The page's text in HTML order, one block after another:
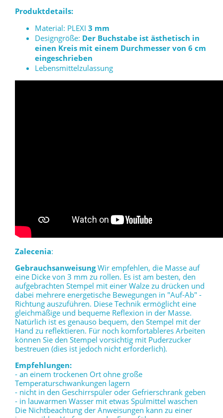
Produktdetails:
Material: PLEXI 3 mm
Designgröße: Der Buchstabe ist ästhetisch in
einen Kreis mit einem Durchmesser von 6 cm
eingeschrieben
Lebensmittelzulassung
Zalecenia:
GebrauchsanweisungWir empfehlen, die Masse auf
eine Dicke von 3 mm zu rollen. Es ist am besten, den
aufgebrachten Stempel mit einer Walze zu drücken und
dabei mehrere energetische Bewegungen in "Auf-Ab" -
Richtung auszuführen. Diese Technik ermöglicht eine
gleichmäßige und bequeme Reflexion in der Masse.
Natürlich ist es genauso bequem, den Stempel mit der
Hand zu reflektieren. Für noch komfortableres Arbeiten
können Sie den Stempel vorsichtig mit Puderzucker
bestreuen (dies ist jedoch nicht erforderlich).
Empfehlungen:
- an einem trockenen Ort ohne große
Temperaturschwankungen lagern
- nicht in den Geschirrspüler oder Gefrierschrank geben
- in lauwarmen Wasser mit etwas Spülmittel waschen
Die Nichtbeachtung der Anweisungen kann zu einer